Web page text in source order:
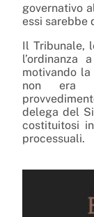
governativo
essi sarebbe
Il Tribunale,
motivando
non era
delega del
costituitosi
processuali.